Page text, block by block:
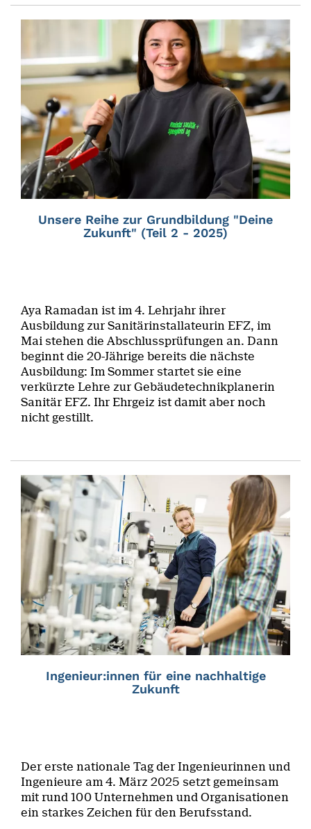
Unsere Reihe zur Grundbildung "Deine
Zukunft" (Teil 2 - 2025)
Aya Ramadan ist im 4. Lehrjahr ihrer
Ausbildung zur Sanitärinstallateurin EFZ, im
Mai stehen die Abschlussprüfungen an. Dann
beginnt die 20-Jährige bereits die nächste
Ausbildung: Im Sommer startet sie eine
verkürzte Lehre zur Gebäudetechnikplanerin
Sanitär EFZ. Ihr Ehrgeiz ist damit aber noch
nicht gestillt.
Ingenieur:innen für eine nachhaltige
Zukunft
Der erste nationale Tag der Ingenieurinnen und
Ingenieure am 4. März 2025 setzt gemeinsam
mit rund 100 Unternehmen und Organisationen
ein starkes Zeichen für den Berufsstand.